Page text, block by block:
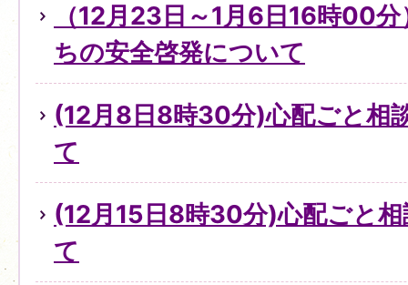
（12月23日～1月6日16時00
ちの安全啓発について
(12月8日8時30分)心配ごと相
て
(12月15日8時30分)心配ごと
て